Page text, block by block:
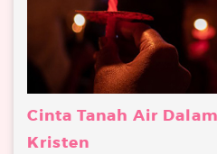
Cinta Tanah Air
Kristen